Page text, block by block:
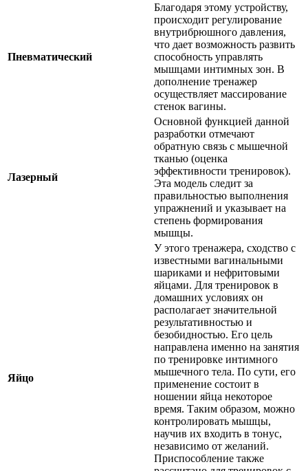
Пневматический
Благодаря этому устройству,
происходит регулирование
внутрибрюшного давления,
что дает возможность развить
способность управлять
мышцами интимных зон. В
дополнение тренажер
осуществляет массирование
стенок вагины.
Лазерный
Основной функцией данной
разработки отмечают
обратную связь с мышечной
тканью (оценка
эффективности тренировок).
Эта модель следит за
правильностью выполнения
упражнений и указывает на
степень формирования
мышцы.
Яйцо
У этого тренажера, сходство с
известными вагинальными
шариками и нефритовыми
яйцами. Для тренировок в
домашних условиях он
располагает значительной
результативностью и
безобидностью. Его цель
направлена именно на занятия
по тренировке интимного
мышечного тела. По сути, его
применение состоит в
ношении яйца некоторое
время. Таким образом, можно
контролировать мышцы,
научив их входить в тонус,
независимо от желаний.
Приспособление также